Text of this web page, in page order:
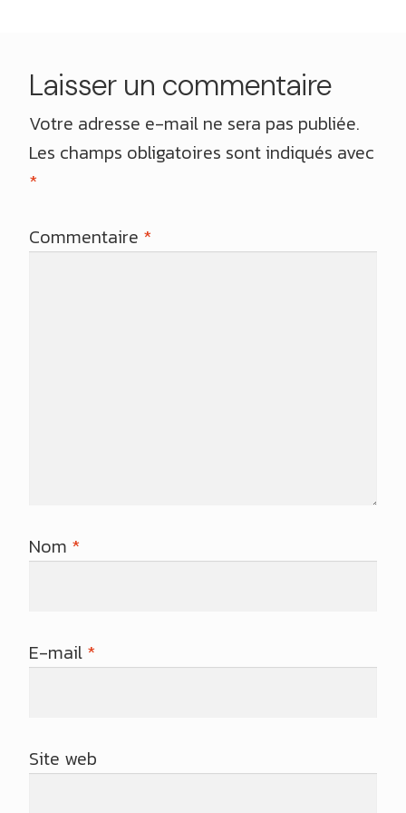
Laisser un commentaire
Votre adresse e-mail ne sera pas publiée.
Les champs obligatoires sont indiqués avec
*
Commentaire *
Nom *
E-mail *
Site web